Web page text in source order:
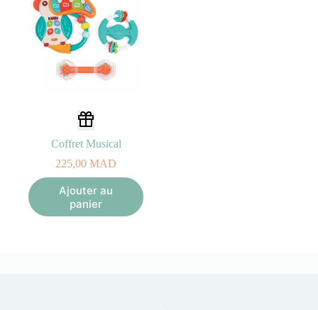
Coffret Musical
225,00 MAD
Ajouter au
panier